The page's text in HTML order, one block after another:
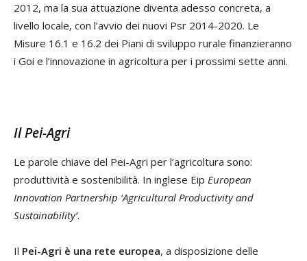
2012, ma la sua attuazione diventa adesso concreta, a
livello locale, con l’avvio dei nuovi Psr 2014-2020. Le
Misure 16.1 e 16.2 dei Piani di sviluppo rurale finanzieranno
i Goi e l’innovazione in agricoltura per i prossimi sette anni.
Il Pei-Agri
Le parole chiave del Pei-Agri per l’agricoltura sono:
produttività e sostenibilità. In inglese Eip European
Innovation Partnership ‘Agricultural Productivity and
Sustainability’.
Il Pei-Agri è una rete europea, a disposizione delle